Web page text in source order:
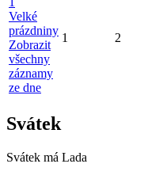
Velké
prázdniny
Zobrazit
všechny
záznamy
ze dne
1 2
Svátek
Svátek má Lada